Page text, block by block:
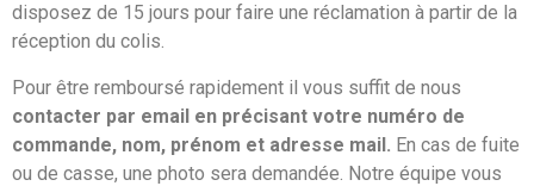
disposez de 15 jours pour faire une réclamation à partir de la
réception du colis.
Pour être remboursé rapidement il vous suffit de nous
contacter par email en précisant votre numéro de
commande, nom, prénom et adresse mail. En cas de fuite
ou de casse, une photo sera demandée. Notre équipe vous